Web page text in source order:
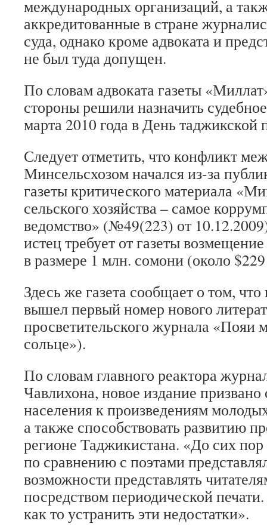
международных организаций, а
аккредитованные в стране
суда, однако кроме адвоката и
не был туда допущен.
По словам адвоката газеты
стороны решили назначить
марта 2010 года в День таджикской
Следует отметить, что конфликт
Минсельсхозом начался из-за
газеты критического материала
сельского хозяйства – самое
ведомство» (№49(223) от
истец требует от газеты
в размере 1 млн. сомони (около
Здесь же газета сообщает о том, что
вышел первый номер нового
просветительского журнала «Пояи
сольце»).
По словам главного реактора
Чавлихона, новое издание призвано
населения к произведениям
а также способствовать развитию
регионе Таджикистана. «До сих
по сравнению с поэтами
возможности представлять
посредством периодической
как то устранить эти недостатки».